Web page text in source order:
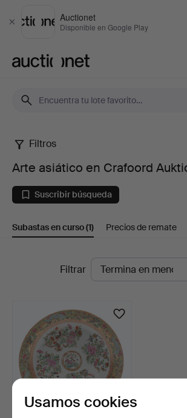
Cerrar
Auctionet
Disponible en Google Play
Arte
asiático
en
Crafoord
Auktioner
Filtros
Arte asiático en Crafoord
Suscribir búsqueda
Subastas en curso(1) Precios de remate
SubastasFiltrar
Usamos cookies